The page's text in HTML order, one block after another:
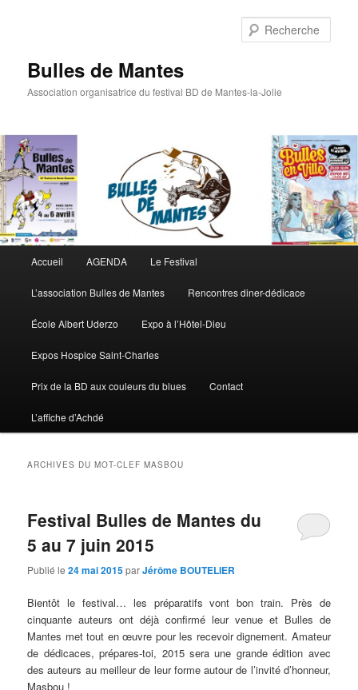
Bulles de Mantes
Association organisatrice du festival BD de Mantes-la-Jolie
Aller au contenu principal
Aller au contenu secondaire
Accueil AGENDA Le Festival
L’association Bulles de Mantes Rencontres diner-dédicace
École Albert Uderzo Expo à l’Hôtel-Dieu
Expos Hospice Saint-Charles
Prix de la BD aux couleurs du blues Contact
L’affiche d’Achdé
ARCHIVES DU MOT-CLEFMASBOU
Festival Bulles de Mantes du
5 au 7 juin 2015
Publié le24 mai 2015parJérôme BOUTELIER
Bientôt le festival… les préparatifs vont bon train. Près de
cinquante auteurs ont déjà confirmé leur venue et Bulles de
Mantes met tout en œuvre pour les recevoir dignement. Amateur
de dédicaces, prépares-toi, 2015 sera une grande édition avec
des auteurs au meilleur de leur forme autour de l’invité d’honneur,
Masbou !